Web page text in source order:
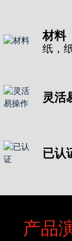
材料
纸，
灵活
已认
产品